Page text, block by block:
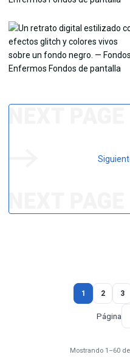
1 2 3
Página
Mostrando 1–60